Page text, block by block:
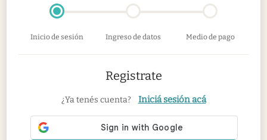
Inicio de sesión Ingreso de datos Medio de pago
Registrate
¿Ya tenés cuenta? Iniciá sesión acá